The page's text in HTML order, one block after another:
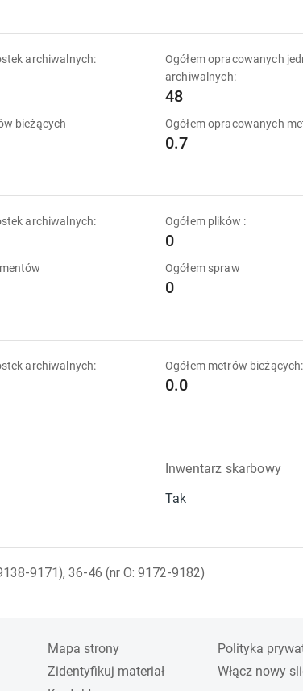
archiwalnych:
Ogółem opracowanych
archiwalnych:
48
bieżących Ogółem opracowanych
0.7
archiwalnych: Ogółem plików :
0
Ogółem spraw
0
archiwalnych: Ogółem metrów bieżących:
0.0
Inwentarz skarbowy
Tak
9171), 36-46 (nr O: 9172-9182)
Mapa strony
Zidentyfikuj materiał
Polityka
Włącz nowy